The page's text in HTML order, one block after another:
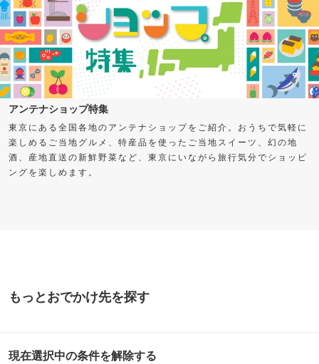
アンテナショップ特集
東京にある全国各地のアンテナショップをご紹介。おうちで気軽に
楽しめるご当地グルメ、特産品を使ったご当地スイーツ、幻の地
酒、産地直送の新鮮野菜など、東京にいながら旅行気分でショッピ
ングを楽しめます。
もっとおでかけ先を探す
現在選択中の条件を解除する